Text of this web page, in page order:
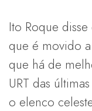
Ito Roque
que é movido
que há de
URT das
o elenco